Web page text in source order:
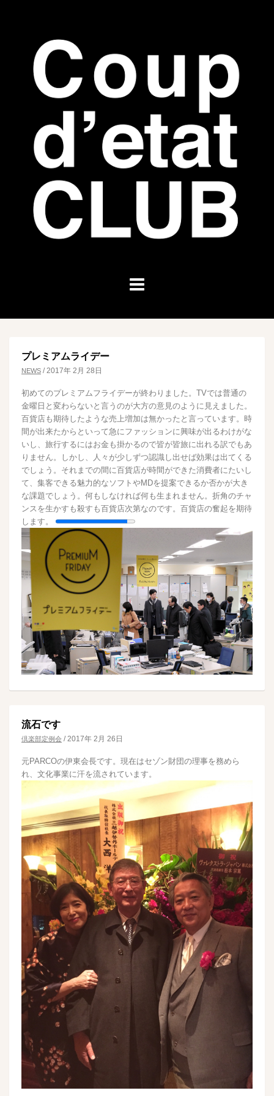
プレミアムライデー
NEWS / 2017年 2月 28日
初めてのプレミアムフライデーが終わりました。TVでは普通の
金曜日と変わらないと言うのが大方の意見のように見えました。
百貨店も期待したような売上増加は無かったと言っています。時
間が出来たからといって急にファッションに興味が出るわけがな
いし、旅行するにはお金も掛かるので皆が皆旅に出れる訳でもあ
りません。しかし、人々が少しずつ認識し出せば効果は出てくる
でしょう。それまでの間に百貨店が時間ができた消費者にたいし
て、集客できる魅力的なソフトやMDを提案できるか否かが大き
な課題でしょう。何もしなければ何も生まれません。折角のチャ
ンスを生かすも殺すも百貨店次第なのです。百貨店の奮起を期待
します。
流石です
倶楽部定例会 / 2017年 2月 26日
元PARCOの伊東会長です。現在はセゾン財団の理事を務めら
れ、文化事業に汗を流されています。